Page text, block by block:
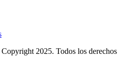
2025. Todos los derechos